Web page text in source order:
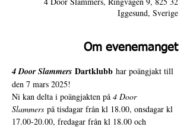
Iggesund, Sverige
Om evenemanget
4 Door Slammers Dartklubb har poängjakt till
den 7 mars 2025!
Ni kan delta i poängjakten på 4 Door
Slammers på tisdagar från kl 18.00, onsdagar kl
17.00-20.00, fredagar från kl 18.00 och